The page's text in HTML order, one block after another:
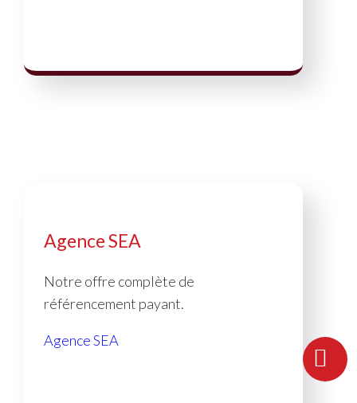
Agence SEA
Notre offre complète de
référencement payant.
Agence SEA